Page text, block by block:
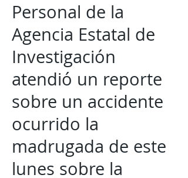
Personal de la
Agencia Estatal de
Investigación
atendió un reporte
sobre un accidente
ocurrido la
madrugada de este
lunes sobre la